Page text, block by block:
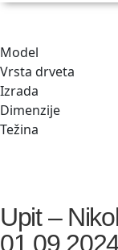
Model
Vrsta drveta
Izrada
Dimenzije
Težina
Upit –